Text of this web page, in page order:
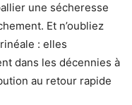
une sécheresse
Et n’oubliez
: elles
dans les décennies à
au retour rapide